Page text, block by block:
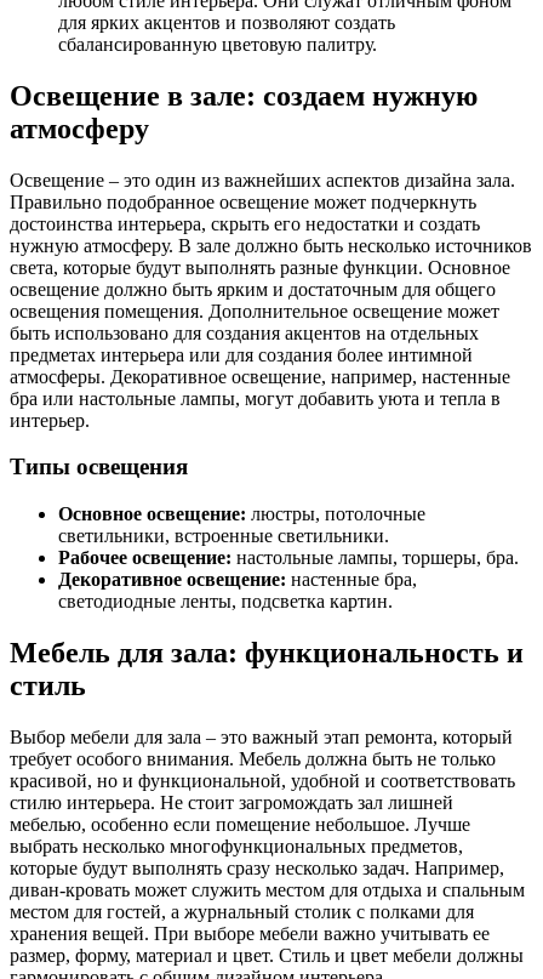
для ярких акцентов и позволяют создать
сбалансированную цветовую палитру.
Освещение в зале: создаем нужную
атмосферу
Освещение – это один из важнейших аспектов дизайна зала.
Правильно подобранное освещение может подчеркнуть
достоинства интерьера, скрыть его недостатки и создать
нужную атмосферу. В зале должно быть несколько источников
света, которые будут выполнять разные функции. Основное
освещение должно быть ярким и достаточным для общего
освещения помещения. Дополнительное освещение может
быть использовано для создания акцентов на отдельных
предметах интерьера или для создания более интимной
атмосферы. Декоративное освещение, например, настенные
бра или настольные лампы, могут добавить уюта и тепла в
интерьер.
Типы освещения
Основное освещение: люстры, потолочные
светильники, встроенные светильники.
Рабочее освещение: настольные лампы, торшеры, бра.
Декоративное освещение: настенные бра,
светодиодные ленты, подсветка картин.
Мебель для зала: функциональность и
стиль
Выбор мебели для зала – это важный этап ремонта, который
требует особого внимания. Мебель должна быть не только
красивой, но и функциональной, удобной и соответствовать
стилю интерьера. Не стоит загромождать зал лишней
мебелью, особенно если помещение небольшое. Лучше
выбрать несколько многофункциональных предметов,
которые будут выполнять сразу несколько задач. Например,
диван-кровать может служить местом для отдыха и спальным
местом для гостей, а журнальный столик с полками для
хранения вещей. При выборе мебели важно учитывать ее
размер, форму, материал и цвет. Стиль и цвет мебели должны